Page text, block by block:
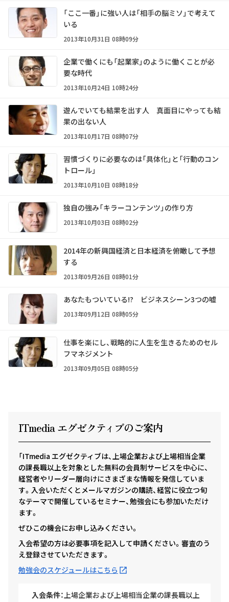
「ここ一番」に強い人は「相手の脳ミソ」で考えて
いる
2013年10月31日 08時09分
企業で働くにも「起業家」のように働くことが必
要な時代
2013年10月24日 10時24分
遊んでいても結果を出す人 真面目にやっても結
果の出ない人
2013年10月17日 08時07分
習慣づくりに必要なのは「具体化」と「行動のコン
トロール」
2013年10月10日 08時18分
独自の強み「キラーコンテンツ」の作り方
2013年10月03日 08時02分
2014年の新興国経済と日本経済を俯瞰して予想
する
2013年09月26日 08時01分
あなたもついている!? ビジネスシーン3つの嘘
2013年09月12日 08時05分
仕事を楽にし、戦略的に人生を生きるためのセル
フマネジメント
2013年09月05日 08時05分
ITmedia エグゼクティ ブのご案内
「ITmedia エグゼクティブは、上場企業および上場相当企業
の課長職以上を対象とした無料の会員制サービスを中心に、
経営者やリーダー層向けにさまざまな情報を発信していま
す。入会いただくとメールマガジンの購読、経営に役立つ旬
なテーマで開催しているセミナー、勉強会にも参加いただけ
ます。
ぜひこの機会にお申し込みください。
入会希望の方は必要事項を記入して申請ください。審査のう
え登録させていただきます。
勉強会のスケジュールはこちら
入会条件：上場企業および上場相当企業の課長職以上